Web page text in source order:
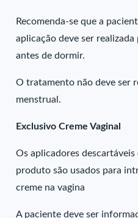
Recomenda-se que a
aplicação deve ser
antes de dormir.
O tratamento não deve ser
menstrual.
Exclusivo Creme Vaginal
Os aplicadores
produto são usados para
creme na vagina
A paciente deve ser